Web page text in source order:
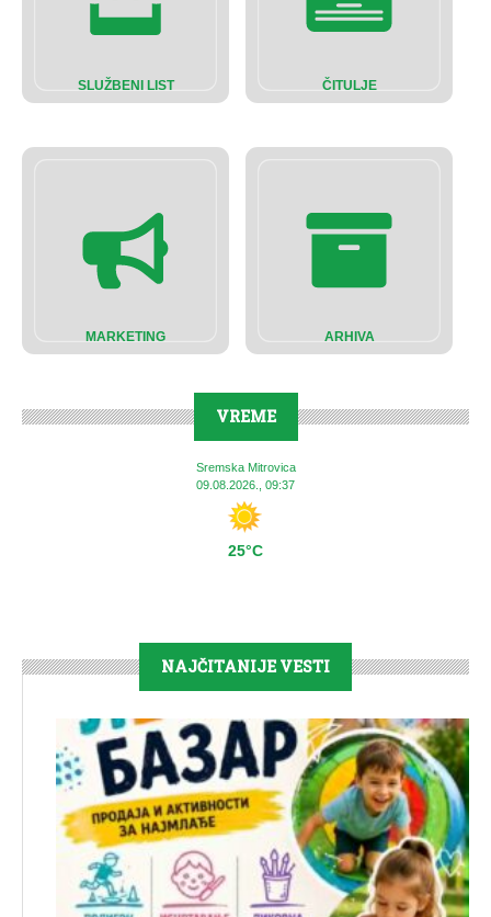
SLUŽBENI LIST ČITULJE
MARKETING ARHIVA
VREME
Sremska Mitrovica
09.08.2026., 09:37
25°C
NAJČITANIJE VESTI